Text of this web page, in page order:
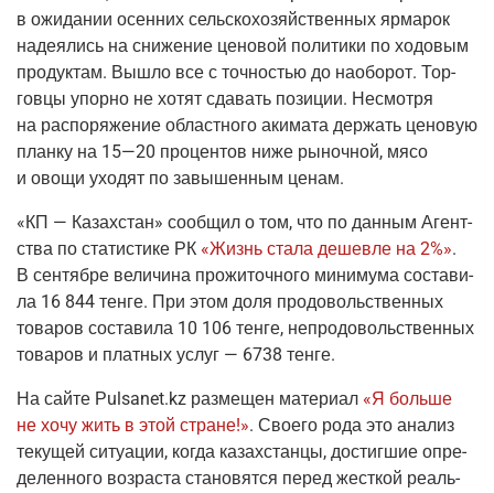
в ожи­да­нии осен­них сель­ско­хо­зяй­ствен­ных ярма­рок
наде­я­лись на сни­же­ние цено­вой поли­ти­ки по ходо­вым
про­дук­там. Вышло все с точ­но­стью до наобо­рот. Тор­
гов­цы упор­но не хотят сда­вать пози­ции. Несмот­ря
на рас­по­ря­же­ние област­но­го аки­ма­та дер­жать цено­вую
план­ку на 15—20 про­цен­тов ниже рыноч­ной, мясо
и ово­щи ухо­дят по завы­шен­ным ценам.
«КП — Казах­стан» сооб­щил о том, что по дан­ным Агент­
ства по ста­ти­сти­ке РК «Жизнь ста­ла дешев­ле на 2%».
В сен­тяб­ре вели­чи­на про­жи­точ­но­го мини­му­ма соста­ви­
ла 16 844 тен­ге. При этом доля про­до­воль­ствен­ных
това­ров соста­ви­ла 10 106 тен­ге, непро­до­воль­ствен­ных
това­ров и плат­ных услуг — 6738 тенге.
На сай­те Рulsanet.kz раз­ме­щен мате­ри­ал «Я боль­ше
не хочу жить в этой стране!». Сво­е­го рода это ана­лиз
теку­щей ситу­а­ции, когда казах­стан­цы, достиг­шие опре­
де­лен­но­го воз­рас­та ста­но­вят­ся перед жест­кой реаль­